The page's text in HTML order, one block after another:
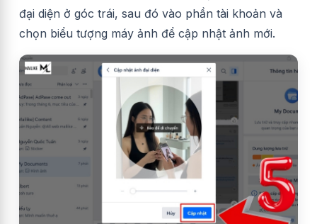
đại diện ở góc trái, sau đó vào phần tài khoản và
chọn biểu tượng máy ảnh để cập nhật ảnh mới.